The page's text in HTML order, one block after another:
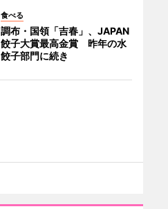
食べる
調布・国領「吉春」、JAPAN
餃子大賞最高金賞 昨年の水
餃子部門に続き